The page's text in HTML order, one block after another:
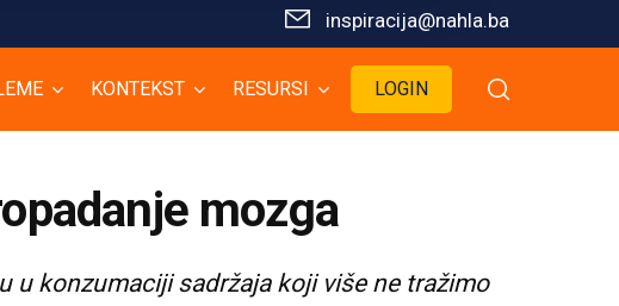
inspiracija@nahla.bа
KONTEKST RESURSI LOGIN
mozga
konzumaciji sadržaja koji više ne tražimo